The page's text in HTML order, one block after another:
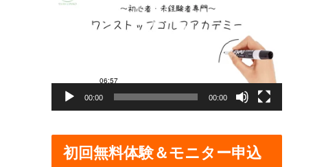
ー
ヤ
ー
00:00 00:00
初回無料体験＆モニター申込